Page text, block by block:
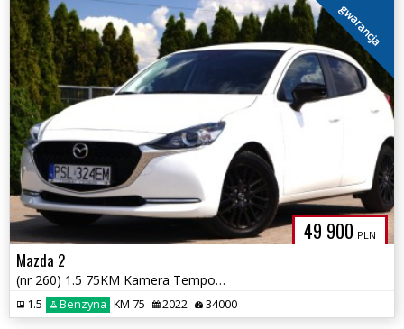
49 900 PLN
gwarancja
Mazda 2
(nr 260) 1.5 75KM Kamera Tempomat Parktronik Klima Gwarancja!!!
1.5 Benzyna KM 75 2022 34000